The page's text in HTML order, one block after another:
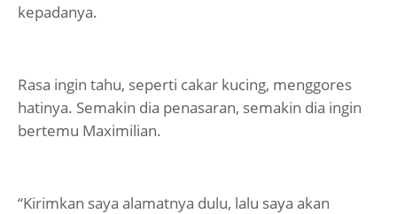
kepadanya.
Rasa ingin tahu, seperti cakar kucing, menggores
hatinya. Semakin dia penasaran, semakin dia ingin
bertemu Maximilian.
“Kirimkan saya alamatnya dulu, lalu saya akan